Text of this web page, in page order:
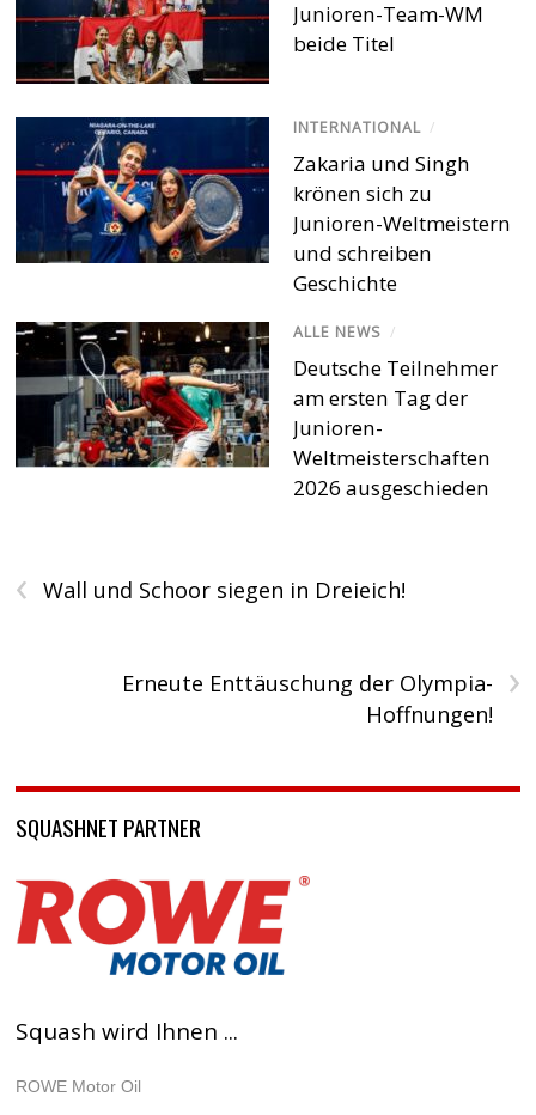
Junioren-Team-WM
beide Titel
INTERNATIONAL /
Zakaria und Singh
krönen sich zu
Junioren-Weltmeistern
und schreiben
Geschichte
ALLE NEWS /
Deutsche Teilnehmer
am ersten Tag der
Junioren-
Weltmeisterschaften
2026 ausgeschieden
‹ Wall und Schoor siegen in Dreieich!
›
Erneute Enttäuschung der Olympia-
Hoffnungen!
SQUASHNET PARTNER
Squash wird Ihnen ...
ROWE Motor Oil